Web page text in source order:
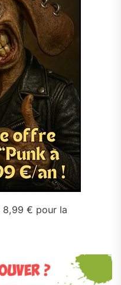
8,99 € pour la